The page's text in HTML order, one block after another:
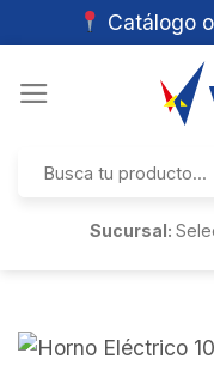
Catálogo
por:
Sucursal: